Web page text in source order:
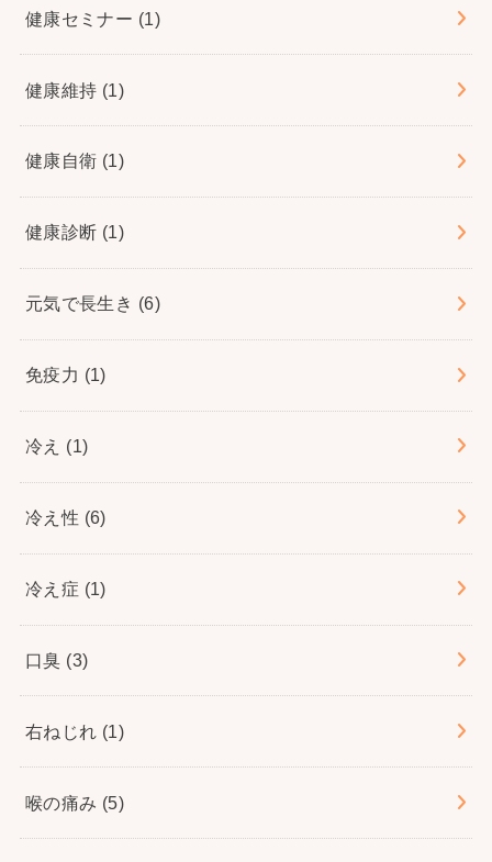
健康セミナー (1)
健康維持 (1)
健康自衛 (1)
健康診断 (1)
元気で長生き (6)
免疫力 (1)
冷え (1)
冷え性 (6)
冷え症 (1)
口臭 (3)
右ねじれ (1)
喉の痛み (5)